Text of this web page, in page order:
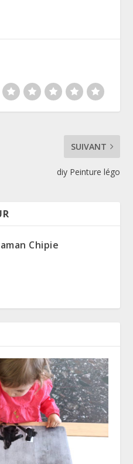
SUIVANT
diy Peinture légo
Chipie